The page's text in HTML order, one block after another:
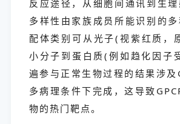
反应途径，从细胞间通讯到生
多样性由家族成员所能识别的多
配体类别可从光子(视紫红质，
小分子到蛋白质(例如趋化因子
遍参与正常生物过程的结果涉及
多病理条件下完成，这导致
物的热门靶点。